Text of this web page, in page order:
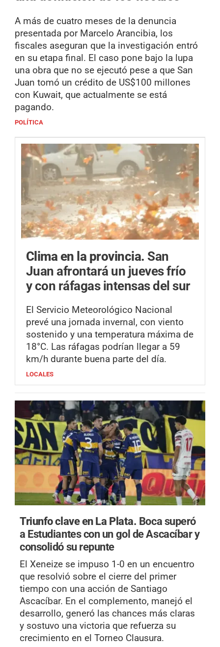
A más de cuatro meses de la denuncia
presentada por Marcelo Arancibia, los
fiscales aseguran que la investigación entró
en su etapa final. El caso pone bajo la lupa
una obra que no se ejecutó pese a que San
Juan tomó un crédito de US$100 millones
con Kuwait, que actualmente se está
pagando.
POLÍTICA
Clima en la provincia. San
Juan afrontará un jueves frío
y con ráfagas intensas del sur
El Servicio Meteorológico Nacional
prevé una jornada invernal, con viento
sostenido y una temperatura máxima de
18°C. Las ráfagas podrían llegar a 59
km/h durante buena parte del día.
LOCALES
Triunfo clave en La Plata. Boca superó
a Estudiantes con un gol de Ascacíbar y
consolidó su repunte
El Xeneize se impuso 1-0 en un encuentro
que resolvió sobre el cierre del primer
tiempo con una acción de Santiago
Ascacíbar. En el complemento, manejó el
desarrollo, generó las chances más claras
y sostuvo una victoria que refuerza su
crecimiento en el Torneo Clausura.